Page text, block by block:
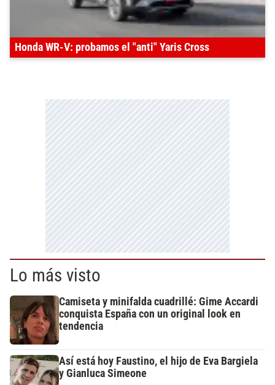
Honda WR-V: probamos el "anti" Yaris Cross
Lo más visto
Camiseta y minifalda cuadrillé: Gime Accardi
conquista España con un original look en
tendencia
Así está hoy Faustino, el hijo de Eva Bargiela
y Gianluca Simeone